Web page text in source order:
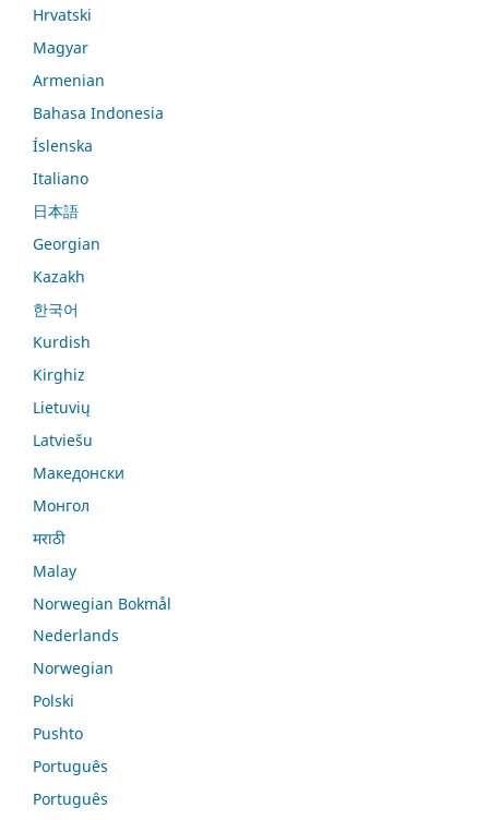
Hrvatski
Magyar
Armenian
Bahasa Indonesia
Íslenska
Italiano
日本語
Georgian
Kazakh
한국어
Kurdish
Kirghiz
Lietuvių
Latviešu
Македонски
Монгол
मराठी
Malay
Norwegian Bokmål
Nederlands
Norwegian
Polski
Pushto
Português
Português